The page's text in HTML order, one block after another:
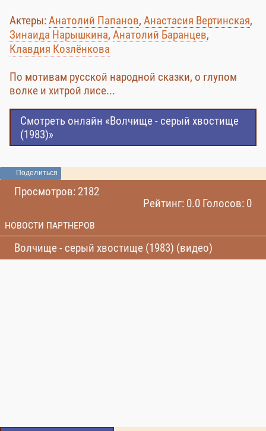
Актеры:Анатолий Папанов, Анастасия Вертинская,
Зинаида Нарышкина, Анатолий Баранцев,
Клавдия Козлёнкова
По мотивам русской народной сказки, о глупом
волке и хитрой лисе...
Смотреть онлайн «Волчище - серый хвостище
(1983)»
Поделиться
Просмотров: 2182
Рейтинг: 0.0 Голосов: 0
НОВОСТИ ПАРТНЕРОВ
Волчище - серый хвостище (1983) (видео)